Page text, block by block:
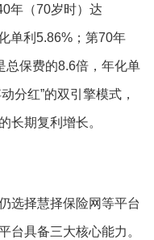
年（70岁时）达
单利5.86%；第70年
总保费的8.6倍，年化单
分红”的双引擎模式，
长期复利增长。
选择慧择保险网等平台
台具备三大核心能力。